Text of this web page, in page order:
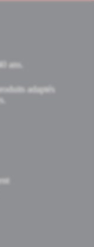
ans.
adaptés